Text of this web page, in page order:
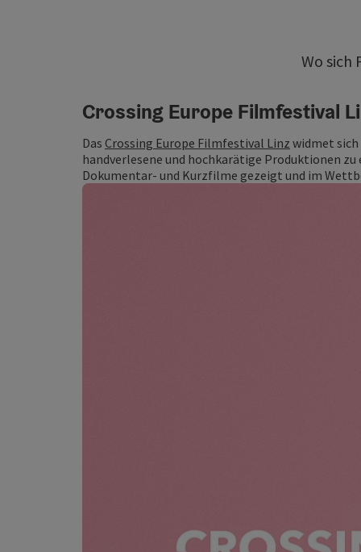
Wo sich
Crossing Europe Filmfestival
Das Crossing Europe Filmfestival Linz widmet
handverlesene und hochkarätige Produktionen zu
Dokumentar- und Kurzfilme gezeigt und im